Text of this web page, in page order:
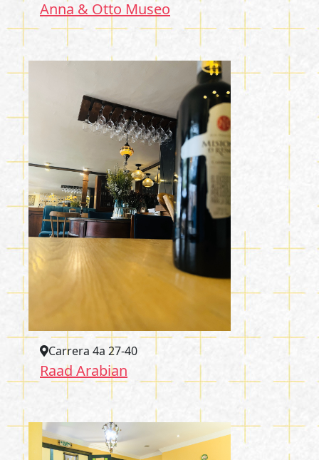
Anna & Otto Museo
Carrera 4a 27-40
Raad Arabian